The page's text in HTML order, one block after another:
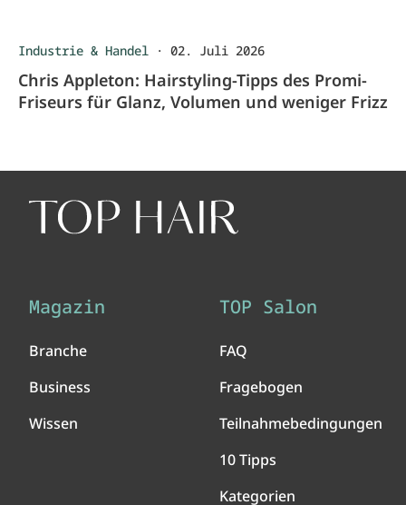
Industrie & Handel · 02. Juli 2026
Chris Appleton: Hairstyling-Tipps des Promi-
Friseurs für Glanz, Volumen und weniger Frizz
Magazin
Branche
Business
Wissen
TOP Salon
FAQ
Fragebogen
Teilnahmebedingungen
10 Tipps
Kategorien